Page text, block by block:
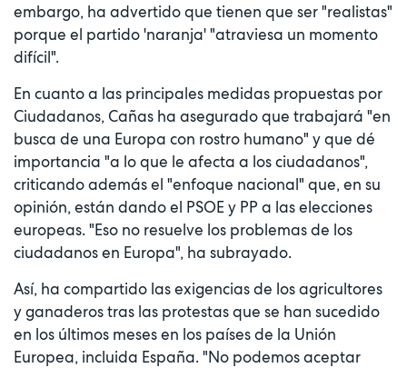
embargo, ha advertido que tienen que ser "realistas"
porque el partido 'naranja' "atraviesa un momento
difícil".
En cuanto a las principales medidas propuestas por
Ciudadanos, Cañas ha asegurado que trabajará "en
busca de una Europa con rostro humano" y que dé
importancia "a lo que le afecta a los ciudadanos",
criticando además el "enfoque nacional" que, en su
opinión, están dando el PSOE y PP a las elecciones
europeas. "Eso no resuelve los problemas de los
ciudadanos en Europa", ha subrayado.
Así, ha compartido las exigencias de los agricultores
y ganaderos tras las protestas que se han sucedido
en los últimos meses en los países de la Unión
Europea, incluida España. "No podemos aceptar